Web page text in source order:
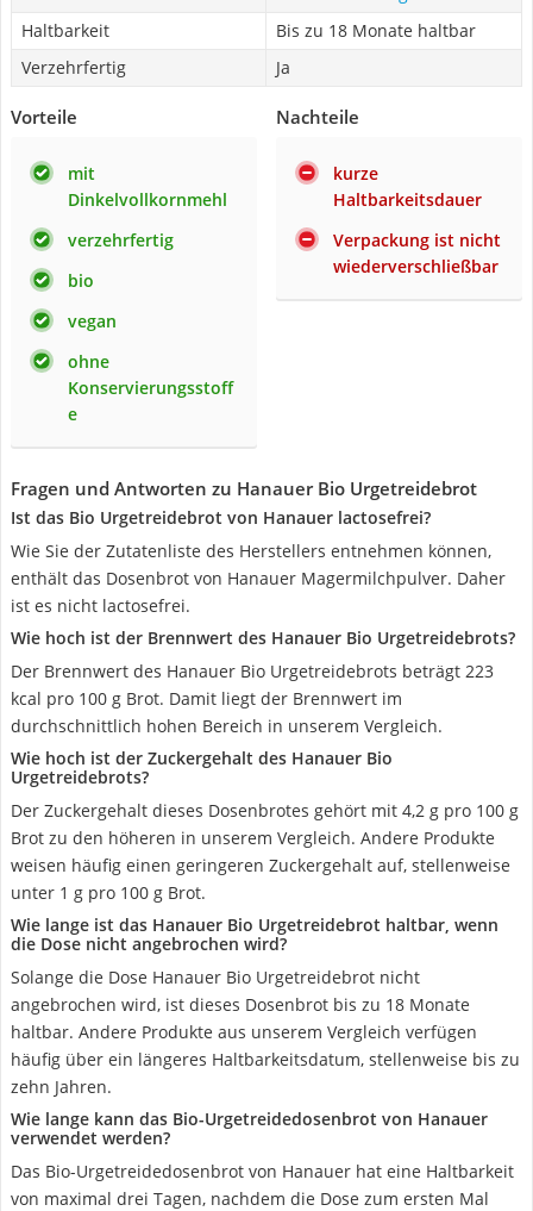
Haltbarkeit
Bis zu 18 Monate haltbar
Verzehrfertig
Ja
Vorteile
mit
Dinkelvollkornmehl
verzehrfertig
bio
vegan
ohne
Konservierungsstoff
e
Nachteile
kurze
Haltbarkeitsdauer
Verpackung ist nicht
wiederverschließbar
Fragen und Antworten zu Hanauer Bio Urgetreidebrot
Ist das Bio Urgetreidebrot von Hanauer lactosefrei?
Wie Sie der Zutatenliste des Herstellers entnehmen können,
enthält das Dosenbrot von Hanauer Magermilchpulver. Daher
ist es nicht lactosefrei.
Wie hoch ist der Brennwert des Hanauer Bio Urgetreidebrots?
Der Brennwert des Hanauer Bio Urgetreidebrots beträgt 223
kcal pro 100 g Brot. Damit liegt der Brennwert im
durchschnittlich hohen Bereich in unserem Vergleich.
Wie hoch ist der Zuckergehalt des Hanauer Bio
Urgetreidebrots?
Der Zuckergehalt dieses Dosenbrotes gehört mit 4,2 g pro 100 g
Brot zu den höheren in unserem Vergleich. Andere Produkte
weisen häufig einen geringeren Zuckergehalt auf, stellenweise
unter 1 g pro 100 g Brot.
Wie lange ist das Hanauer Bio Urgetreidebrot haltbar, wenn
die Dose nicht angebrochen wird?
Solange die Dose Hanauer Bio Urgetreidebrot nicht
angebrochen wird, ist dieses Dosenbrot bis zu 18 Monate
haltbar. Andere Produkte aus unserem Vergleich verfügen
häufig über ein längeres Haltbarkeitsdatum, stellenweise bis zu
zehn Jahren.
Wie lange kann das Bio-Urgetreidedosenbrot von Hanauer
verwendet werden?
Das Bio-Urgetreidedosenbrot von Hanauer hat eine Haltbarkeit
von maximal drei Tagen, nachdem die Dose zum ersten Mal